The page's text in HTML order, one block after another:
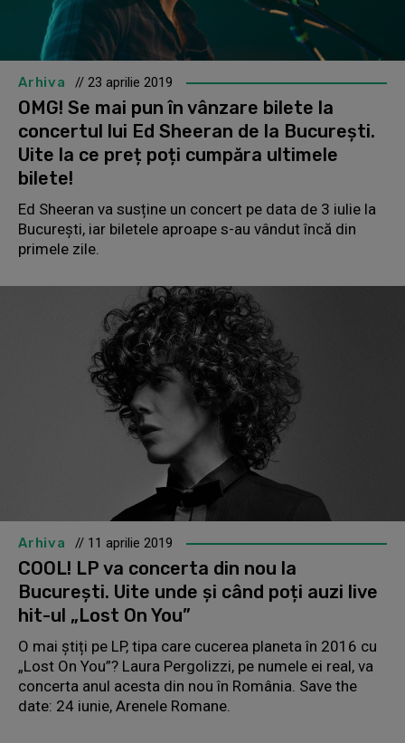
Arhiva // 23 aprilie 2019
OMG! Se mai pun în vânzare bilete la
concertul lui Ed Sheeran de la București.
Uite la ce preț poți cumpăra ultimele
bilete!
Ed Sheeran va susține un concert pe data de 3 iulie la
București, iar biletele aproape s-au vândut încă din
primele zile.
Arhiva // 11 aprilie 2019
COOL! LP va concerta din nou la
București. Uite unde și când poți auzi live
hit-ul „Lost On You”
O mai știți pe LP, tipa care cucerea planeta în 2016 cu
„Lost On You”? Laura Pergolizzi, pe numele ei real, va
concerta anul acesta din nou în România. Save the
date: 24 iunie, Arenele Romane.